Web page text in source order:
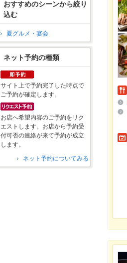
おすすめのシーンから絞り
込む
夏グルメ・宴会
ネット予約の種類
サイト上で予約完了した時点で
ご予約が確定します。
お店へ希望内容のご予約をリク
エストします。お店から予約受
付可否の連絡が来て予約が成立
します。
ネット予約についてみる